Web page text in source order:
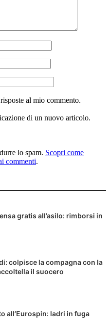
al mio commento.
di un nuovo articolo.
lo spam. Scopri come
commenti.
gratis all’asilo: rimborsi in
colpisce la compagna con la
il suocero
all’Eurospin: ladri in fuga